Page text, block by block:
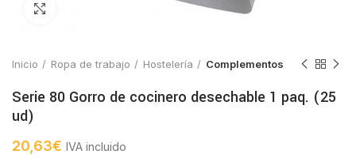
Inicio Ropa de trabajo Hostelería Complementos
Serie 80 Gorro de cocinero desechable 1 paq. (25
ud)
20,63€ IVA incluido